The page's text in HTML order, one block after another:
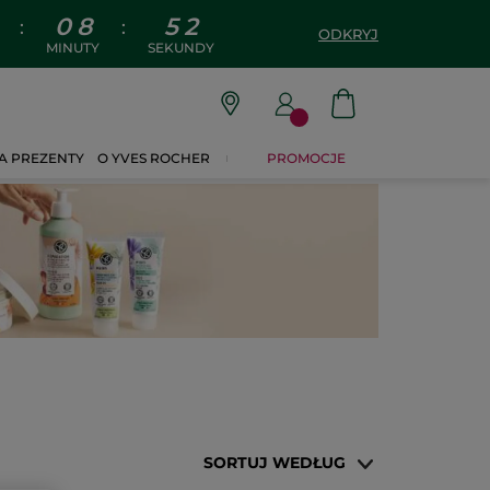
: 0 8
MINUTY
: 5 1
SEKUNDY
ODKRYJ
PREZENTY O YVES ROCHER PROMOCJE
SORTUJ WEDŁUG